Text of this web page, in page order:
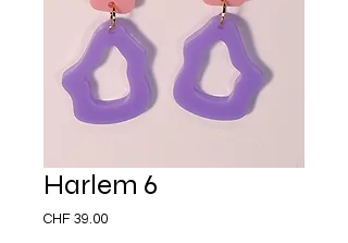
Harlem 6
CHF 39.00Preis